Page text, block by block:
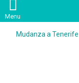
Menu
Mudanza a Tenerife